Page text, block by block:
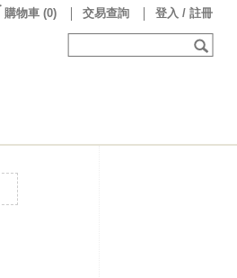
購物車 (0) 交易查詢 登入 / 註冊